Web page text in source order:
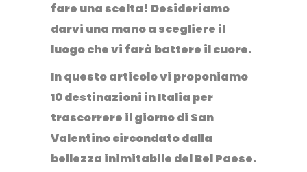
fare una scelta! Desideriamo
darvi una mano a scegliere il
luogo che vi farà battere il cuore.
In questo articolo vi proponiamo
10 destinazioni in Italia per
trascorrere il giorno di San
Valentino circondato dalla
bellezza inimitabile del Bel Paese.